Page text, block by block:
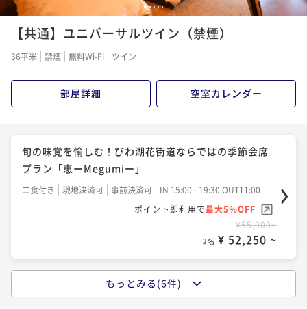
陶板焼き＆しゃぶしゃぶ☆近江牛がこんなに柔らかい
なんて！特選近江牛会席プラン「蘇芳ーSuouー」
二食付き 現地決済可 事前決済可
¥61,600~
2名 ¥ 58,520 ~
近江の食材や四季折々の旬の味覚を堪能する、調理長
こだわりの近江美食会席プラン「極ーKiwamiー」
二食付き 現地決済可 事前決済可
IN 15:00 - 19:30 OUT11:00
ポイント即利用で最大5％OFF
¥66,000~
2名 ¥ 62,700 ~
【6～8月限定！】夏の特選会席プラン ～旬を味わう
鱧づくし会席～
二食付き 現地決済可 事前決済可
ポイント即利用で最大5％OFF
¥63,800~
2名 ¥ 60,610 ~
近江牛すき焼きプラン～口の中でとろけるやわらか
さ！！絶品近江牛が食べたい♪～
二食付き 現地決済可 事前決済可
IN 15:00 - 19:30 OUT11:00
ポイント即利用で最大5％OFF
¥63,800~
2名 ¥ 60,610 ~
陶板焼き＆しゃぶしゃぶ☆近江牛がこんなに柔らかい
12345
【共通】ユニバーサルツイン（禁煙）
36平米 禁煙 無料Wi-Fi ツイン
部屋詳細 空室カレンダー
旬の味覚を愉しむ！びわ湖花街道ならではの季節会席
プラン「恵ーMegumiー」
二食付き 現地決済可 事前決済可
IN 15:00 - 19:30 OUT11:00
ポイント即利用で最大5％OFF
¥55,000~
2名 ¥ 52,250 ~
★宿の日★近江の旬を味わう季節の会席プラン「彩ーIr
もっとみる(6件)